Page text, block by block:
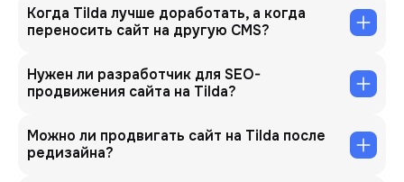
Когда Tilda лучше доработать, а когда
переносить сайт на другую CMS?
Нужен ли разработчик для SEO-
продвижения сайта на Tilda?
Можно ли продвигать сайт на Tilda после
редизайна?